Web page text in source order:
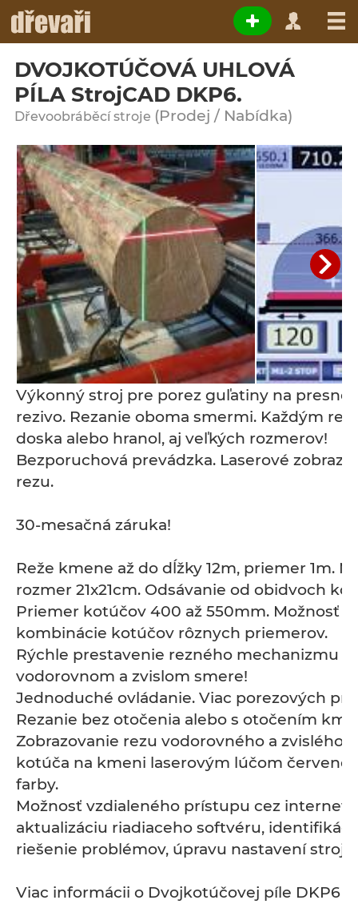
DVOJKOTÚČOVÁ UHLOVÁ
PÍLA StrojCAD DKP6.
Dřevoobráběcí stroje (Prodej / Nabídka)
Výkonný stroj pre porez guľatiny na presné
rezivo. Rezanie oboma smermi. Každým
doska alebo hranol, aj veľkých rozmerov!
Bezporuchová prevádzka. Laserové
rezu.
30-mesačná záruka!
Reže kmene až do dĺžky 12m, priemer 1m.
rozmer 21x21cm. Odsávanie od obidvoch
Priemer kotúčov 400 až 550mm. Možnosť
kombinácie kotúčov rôznych priemerov.
Rýchle prestavenie rezného mechanizmu
vodorovnom a zvislom smere!
Jednoduché ovládanie. Viac porezových
Rezanie bez otočenia alebo s otočením
Zobrazovanie rezu vodorovného a zvislého
kotúča na kmeni laserovým lúčom červenej
farby.
Možnosť vzdialeného prístupu cez internet
aktualizáciu riadiaceho softvéru,
riešenie problémov, úpravu nastavení
Viac informácii o Dvojkotúčovej píle DKP6